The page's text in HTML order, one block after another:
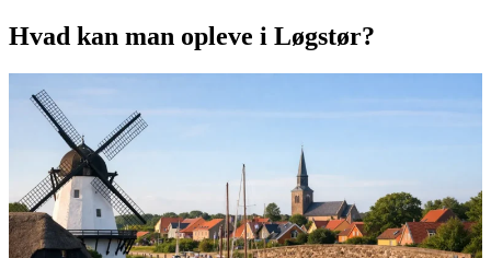
Hvad kan man opleve i Løgstør?